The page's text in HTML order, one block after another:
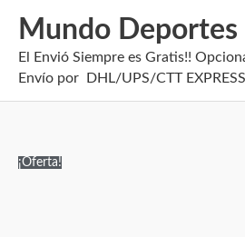
Mundo Deportes
El Envió Siempre es Gratis!!
Envío por DHL/UPS/CTT EXPRESS
¡Oferta!El
Camiseta